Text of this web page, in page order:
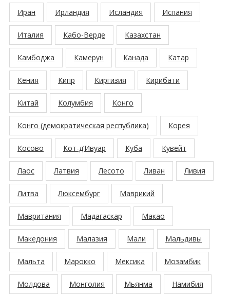
Иран Ирландия Исландия Испания
Италия Кабо-Верде Казахстан
Камбоджа Камерун Канада Катар
Кения Кипр Киргизия Кирибати
Китай Колумбия Конго
Конго (демократическая республика) Корея
Косово Кот-д’Ивуар Куба Кувейт
Лаос Латвия Лесото Ливан Ливия
Литва Люксембург Маврикий
Мавритания Мадагаскар Макао
Македония Малазия Мали Мальдивы
Мальта Марокко Мексика Мозамбик
Молдова Монголия Мьянма Намибия